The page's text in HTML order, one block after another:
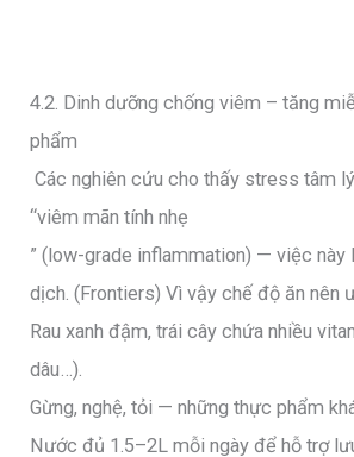
4.2. Dinh dưỡng chống viêm – tăng
phẩm
Các nghiên cứu cho thấy stress tâm
“viêm mãn tính nhẹ
” (low-grade inflammation) — việc này
dịch. (Frontiers) Vì vậy chế độ ăn nên
Rau xanh đậm, trái cây chứa nhiều
dâu…).
Gừng, nghệ, tỏi — những thực phẩm
Nước đủ 1.5–2L mỗi ngày để hỗ trợ